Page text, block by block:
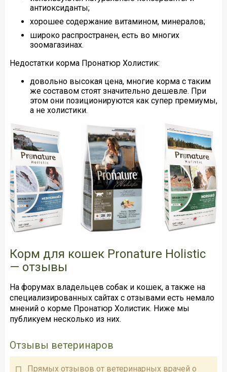
антиоксиданты;
хорошее содержание витамином, минералов;
широко распространен, есть во многих
зоомагазинах.
Недостатки корма Пронатюр Холистик:
довольно высокая цена, многие корма с таким
же составом стоят значительно дешевле. При
этом они позиционируются как супер премиумы,
а не холистики.
Корм для кошек Pronature Holistic
— отзывы
На форумах владельцев собак и кошек, а также на
специализированных сайтах с отзывами есть немало
мнений о корме Пронатюр Холистик. Ниже мы
публикуем несколько из них.
Отзывы ветеринаров
Прямых отзывов от ветеринарных врачей о